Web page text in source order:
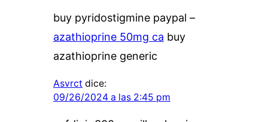
buy pyridostigmine paypal –
azathioprine 50mg ca buy
azathioprine generic
Asvrct dice:
09/26/2024 a las 2:45 pm